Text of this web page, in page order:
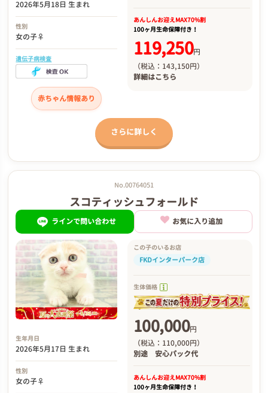
2026年5月18日 生まれ
性別
女の子♀
遺伝子病検査
赤ちゃん情報あり
あんしんお迎えMAX70%割
100ヶ月生命保障付き！
119,250円
（税込：143,150円）
詳細はこちら
さらに詳しく
No.00764051
スコティッシュフォールド
ラインで問い合わせ お気に入り追加
生年月日
2026年5月17日 生まれ
性別
女の子♀
この子のいるお店
FKDインターパーク店
生体価格
100,000円
（税込：110,000円）
別途 安心パック代
あんしんお迎えMAX70%割
100ヶ月生命保障付き！